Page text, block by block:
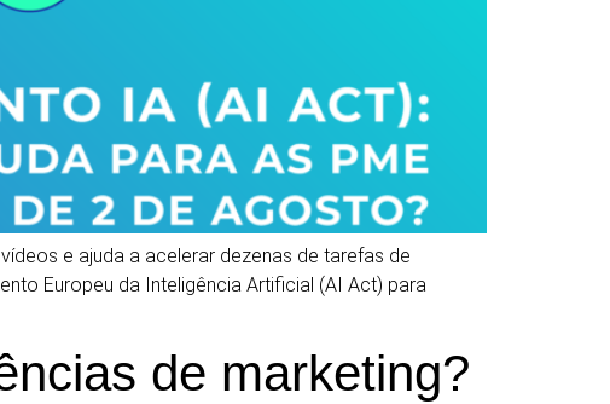
e ajuda a acelerar dezenas de tarefas de
Europeu da Inteligência Artificial (AI Act) para
de marketing?